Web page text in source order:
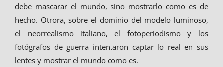
debe mascarar el mundo, sino mostrarlo como es de
hecho. Otrora, sobre el dominio del modelo luminoso,
el neorrealismo italiano, el fotoperiodismo y los
fotógrafos de guerra intentaron captar lo real en sus
lentes y mostrar el mundo como es.